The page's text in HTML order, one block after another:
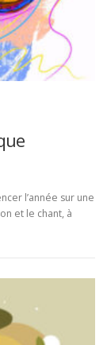
l’année sur une
et le chant, à